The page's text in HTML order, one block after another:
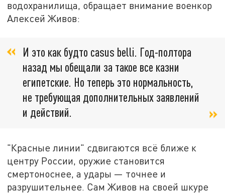
водохранилища, обращает внимание военкор
Алексей Живов:
И это как будто casus belli. Год-полтора
назад мы обещали за такое все казни
египетские. Но теперь это нормальность,
не требующая дополнительных заявлений
и действий.
"Красные линии" сдвигаются всё ближе к
центру России, оружие становится
смертоноснее, а удары — точнее и
разрушительнее. Сам Живов на своей шкуре